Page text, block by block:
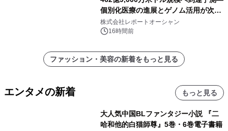
個別化医療の進展とゲノム活用が次世
代ヘルスケア投資を加速
株式会社レポートオーシャン
16時間前
ファッション・美容の新着をもっと見る
エンタメの新着 もっと見る
大人気中国BLファンタジー小説 『二
哈和他的白猫師尊』5巻・6巻電子書籍